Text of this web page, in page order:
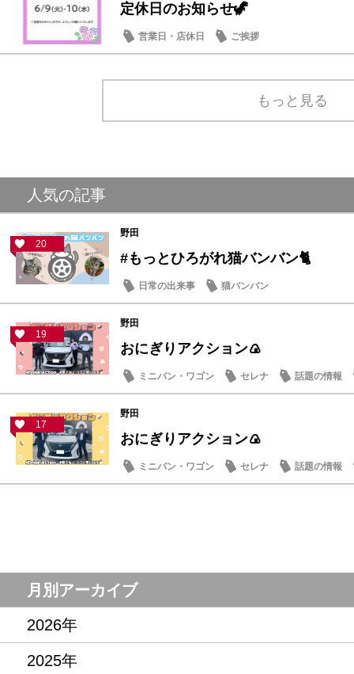
定休日のお知らせ🦖
営業日・店休日 ご挨拶
もっと見る
人気の記事
20
野田
#もっとひろがれ猫バンバン🐈
日常の出来事 猫バンバン
19
野田
おにぎりアクション🍙
ミニバン・ワゴン セレナ 話題の情報
17
野田
おにぎりアクション🍙
ミニバン・ワゴン セレナ 話題の情報
月別アーカイブ
2026年
2025年